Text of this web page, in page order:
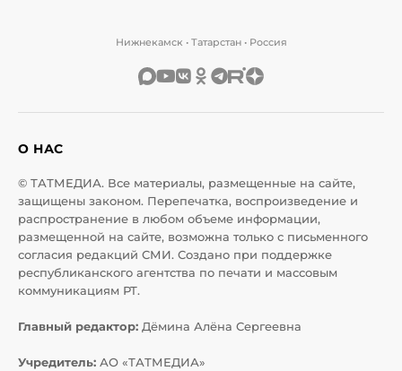
Нижнекамск • Татарстан • Россия
О НАС
© ТАТМЕДИА. Все материалы, размещенные на сайте,
защищены законом. Перепечатка, воспроизведение и
распространение в любом объеме информации,
размещенной на сайте, возможна только с письменного
согласия редакций СМИ. Создано при поддержке
республиканского агентства по печати и массовым
коммуникациям РТ.
Главный редактор: Дёмина Алёна Сергеевна
Учредитель: АО «ТАТМЕДИА»